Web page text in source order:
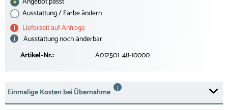
Ausstattung / Farbe ändern
i
Lieferzeit auf Anfrage
i
Ausstattung noch änderbar
Artikel-Nr.:
A012501_48-10000
Einmalige Kosten bei Übernahme i